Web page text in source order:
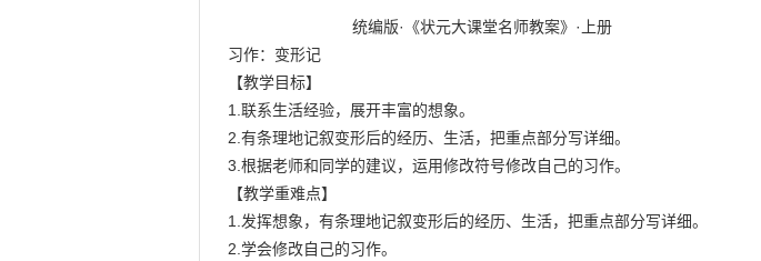
                            统编版·《状元大课堂名师教案》·上册
习作：变形记
【教学目标】
1.联系生活经验，展开丰富的想象。
2.有条理地记叙变形后的经历、生活，把重点部分写详细。
3.根据老师和同学的建议，运用修改符号修改自己的习作。
【教学重难点】
1.发挥想象，有条理地记叙变形后的经历、生活，把重点部分写详细。
2.学会修改自己的习作。